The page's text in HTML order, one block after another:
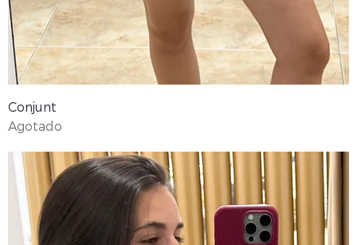
Conjunt
Agotado